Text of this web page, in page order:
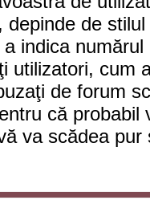
depinde de
indica
utilizatori, cum
de forum
că
va scădea